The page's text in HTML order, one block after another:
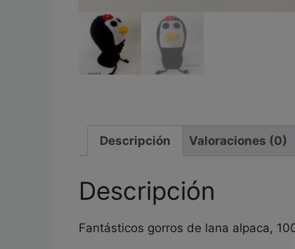
Descripción Valoraciones (0)
Descripción
Fantásticos gorros de lana alpaca,